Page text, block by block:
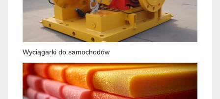
Wyciągarki do samochodów